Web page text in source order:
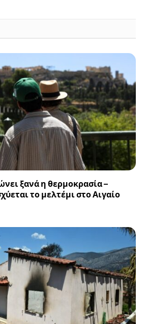
ξανά η θερμοκρασία –
το μελτέμι στο Αιγαίο